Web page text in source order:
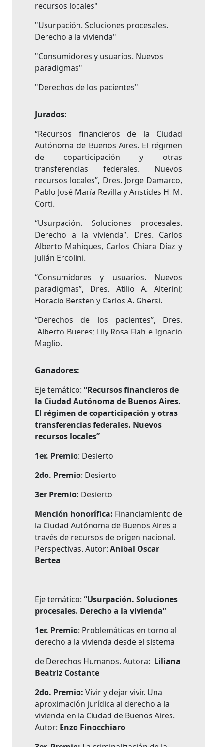
recursos locales"
"Usurpación. Soluciones procesales.
Derecho a la vivienda"
"Consumidores y usuarios. Nuevos
paradigmas"
"Derechos de los pacientes"
Jurados:
“Recursos financieros de la Ciudad
Autónoma de Buenos Aires. El régimen
de coparticipación y otras
transferencias federales. Nuevos
recursos locales”, Dres. Jorge Damarco,
Pablo José María Revilla y Arístides H. M.
Corti.
“Usurpación. Soluciones procesales.
Derecho a la vivienda”, Dres. Carlos
Alberto Mahiques, Carlos Chiara Díaz y
Julián Ercolini.
“Consumidores y usuarios. Nuevos
paradigmas”, Dres. Atilio A. Alterini;
Horacio Bersten y Carlos A. Ghersi.
“Derechos de los pacientes”, Dres.
Alberto Bueres; Lily Rosa Flah e Ignacio
Maglio.
Ganadores:
Eje temático: “Recursos financieros de
la Ciudad Autónoma de Buenos Aires.
El régimen de coparticipación y otras
transferencias federales. Nuevos
recursos locales”
1er. Premio: Desierto
2do. Premio: Desierto
3er Premio: Desierto
Mención honorífica: Financiamiento de
la Ciudad Autónoma de Buenos Aires a
través de recursos de origen nacional.
Perspectivas. Autor: Anibal Oscar
Bertea
Eje temático: “Usurpación. Soluciones
procesales. Derecho a la vivienda”
1er. Premio: Problemáticas en torno al
derecho a la vivienda desde el sistema
de Derechos Humanos. Autora: Liliana
Beatriz Costante
2do. Premio: Vivir y dejar vivir. Una
aproximación jurídica al derecho a la
vivienda en la Ciudad de Buenos Aires.
Autor: Enzo Finocchiaro